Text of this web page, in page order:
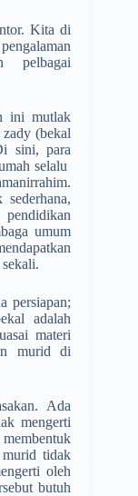
Kita di
pelbagai
ini mutlak
(bekal
sini, para
selalu
umum
persiapan;
adalah
materi
murid di
Ada
mengerti
murid tidak
oleh
butuh